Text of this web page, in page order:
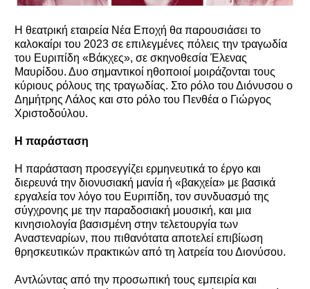
Η θεατρική εταιρεία Νέα Εποχή θα παρουσιάσει το
καλοκαίρι του 2023 σε επιλεγμένες πόλεις την τραγωδία
του Ευριπίδη «Βάκχες», σε σκηνοθεσία Έλενας
Μαυρίδου. Δυο σημαντικοί ηθοποιοί μοιράζονται τους
κύριους ρόλους της τραγωδίας. Στο ρόλο του Διόνυσου ο
Δημήτρης Λάλος και στο ρόλο του Πενθέα ο Γιώργος
Χριστοδούλου.
Η παράσταση
Η παράσταση προσεγγίζει ερμηνευτικά το έργο και
διερευνά την διονυσιακή μανία ή «βακχεία» με βασικά
εργαλεία τον λόγο του Ευριπίδη, τον συνδυασμό της
σύγχρονης με την παραδοσιακή μουσική, και μια
κινησιολογία βασισμένη στην τελετουργία των
Αναστεναρίων, που πιθανότατα αποτελεί επιβίωση
θρησκευτικών πρακτικών από τη λατρεία του Διονύσου.
Αντλώντας από την προσωπική τους εμπειρία και